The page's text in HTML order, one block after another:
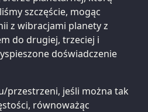
szczęście, mogąc
z wibracjami planety z
do drugiej, trzeciej i
doświadczenie
przestrzeni, jeśli można tak
równoważąc